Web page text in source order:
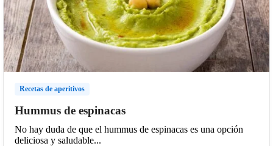
Recetas de aperitivos
Hummus de espinacas
No hay duda de que el hummus de espinacas es una opción
deliciosa y saludable...